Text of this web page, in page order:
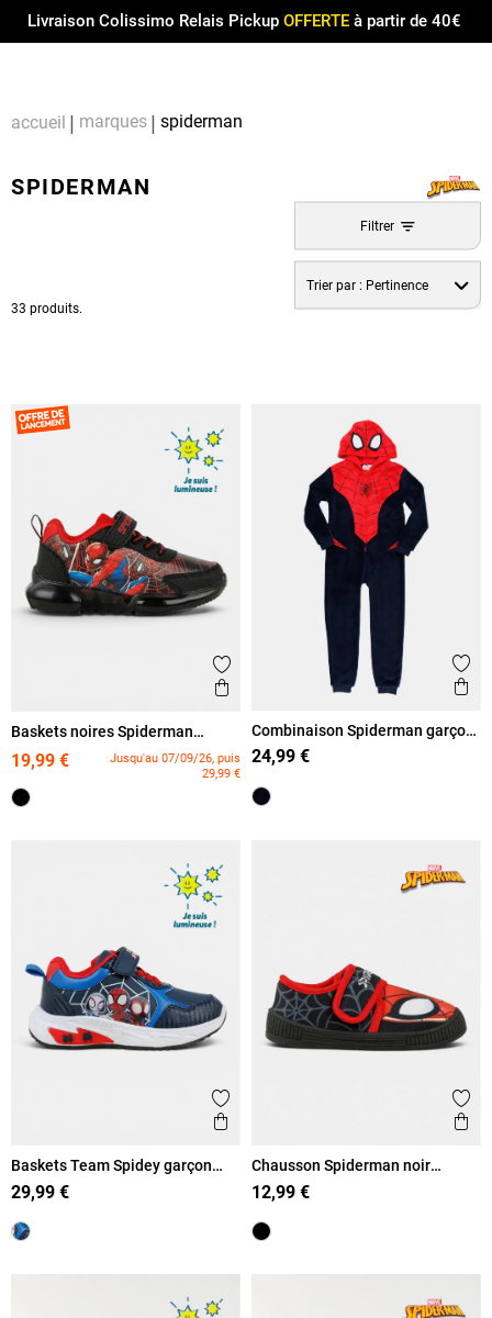
Livraison Colissimo Relais Pickup OFFERTEà partir de 40€
accueil marques spiderman
SPIDERMAN
33 produits.
Filtrer
Trier par : Pertinence
Ajouter aux favoris
Aperçu rapide
Baskets noires Spiderman
19,99 €
Jusqu'au 07/09/26, puis
29,99 €
Combinaison Spiderman garçon
(3-8A)
24,99 €
Ajouter aux favoris
Aperçu rapide
Baskets Team Spidey garçon
(24-30)
29,99 €
Chausson Spiderman noir
garçon (24-30)
12,99 €